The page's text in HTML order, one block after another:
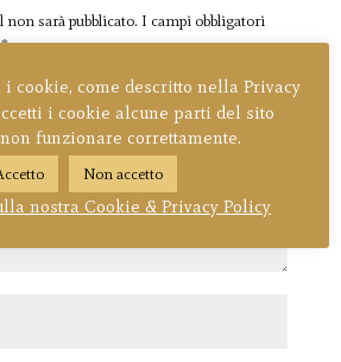
sarà pubblicato. I campi obbligatori
*
cookie, come descritto nella Privacy
i cookie alcune parti del sito
funzionare correttamente.
Non accetto
nostra Cookie & Privacy Policy